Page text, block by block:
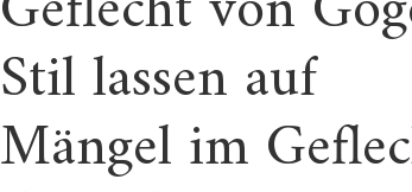
Stil lassen auf
Mängel im